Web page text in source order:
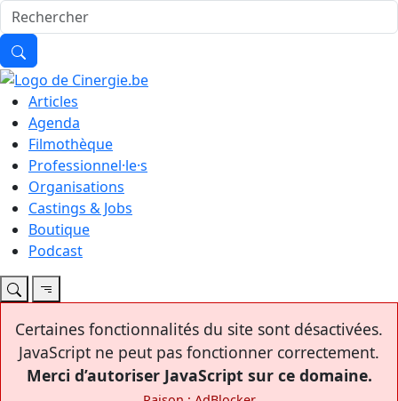
Articles
Agenda
Filmothèque
Professionnel·le·s
Organisations
Castings & Jobs
Boutique
Podcast
Certaines fonctionnalités du site sont désactivées.
JavaScript ne peut pas fonctionner correctement.
Merci d’autoriser JavaScript sur ce domaine.